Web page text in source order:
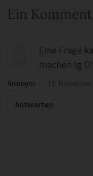
Ein
Eine Frage
machen lg
Anonym
Antworten